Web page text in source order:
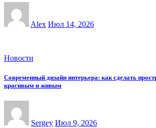
Alex Июл 14, 2026
Новости
Современный дизайн интерьера: как сделать
красивым и живым
Sergey Июл 9, 2026